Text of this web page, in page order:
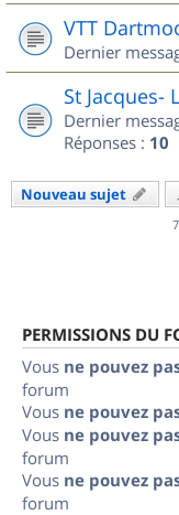
VTT
Dernier
St Jacques-
Dernier
Réponses : 10
Nouveau sujet
PERMISSIONS DU
Vous ne pouvez
forum
Vous ne pouvez
Vous ne pouvez
forum
Vous ne pouvez
forum